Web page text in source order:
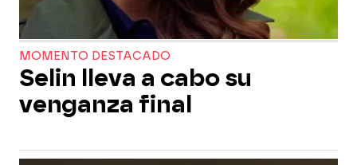
MOMENTO DESTACADO
Selin lleva a cabo su
venganza final